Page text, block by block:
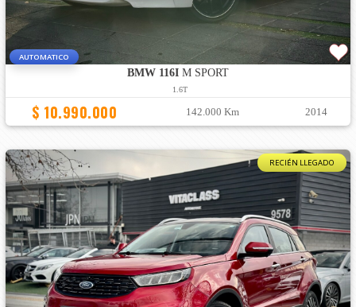
AUTOMATICO
BMW 116IM SPORT
1.6T
$ 10.990.000 142.000 Km 2014
RECIÉN LLEGADO